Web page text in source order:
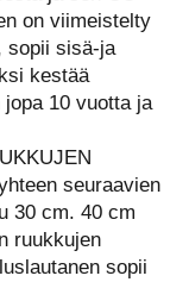
on viimeistelty
sopii sisä-ja
kestää
10 vuotta ja
seuraavien
30 cm. 40 cm
ruukkujen
sopii